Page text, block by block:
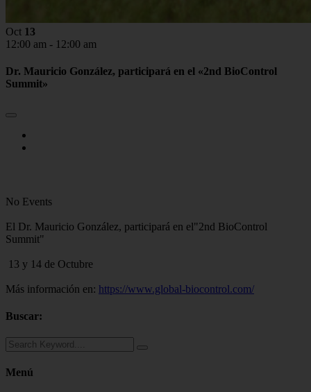
Oct 13
12:00 am - 12:00 am
Dr. Mauricio González, participará en el «2nd BioControl
Summit»
No Events
El Dr. Mauricio González, participará en el"2nd BioControl
Summit"
13 y 14 de Octubre
Más información en: https://www.global-biocontrol.com/
Buscar:
Menú